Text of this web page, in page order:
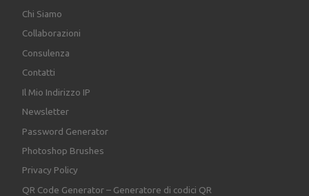
Chi Siamo
Collaborazioni
Consulenza
Contatti
Il Mio Indirizzo IP
Newsletter
Password Generator
Photoshop Brushes
Privacy Policy
QR Code Generator – Generatore di codici QR